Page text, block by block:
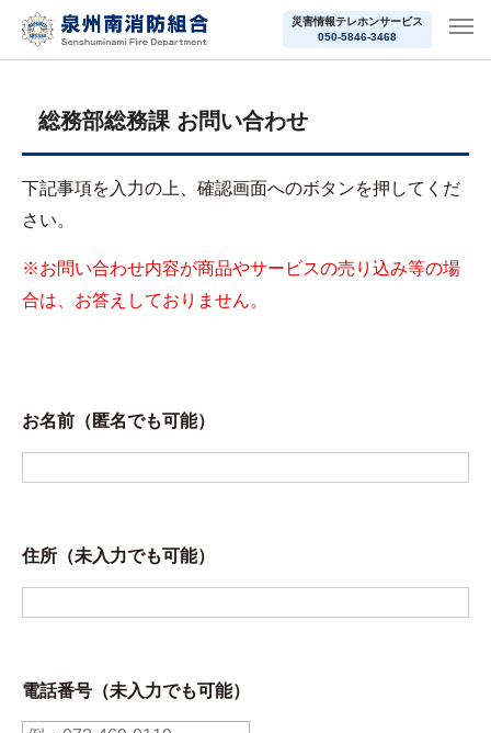
災害情報テレホンサービス
050-5846-3468
総務部総務課 お問い合わせ
下記事項を入力の上、確認画面へのボタンを押してくだ
さい。
※お問い合わせ内容が商品やサービスの売り込み等の場
合は、お答えしておりません。
お名前（匿名でも可能）
住所（未入力でも可能）
電話番号（未入力でも可能）